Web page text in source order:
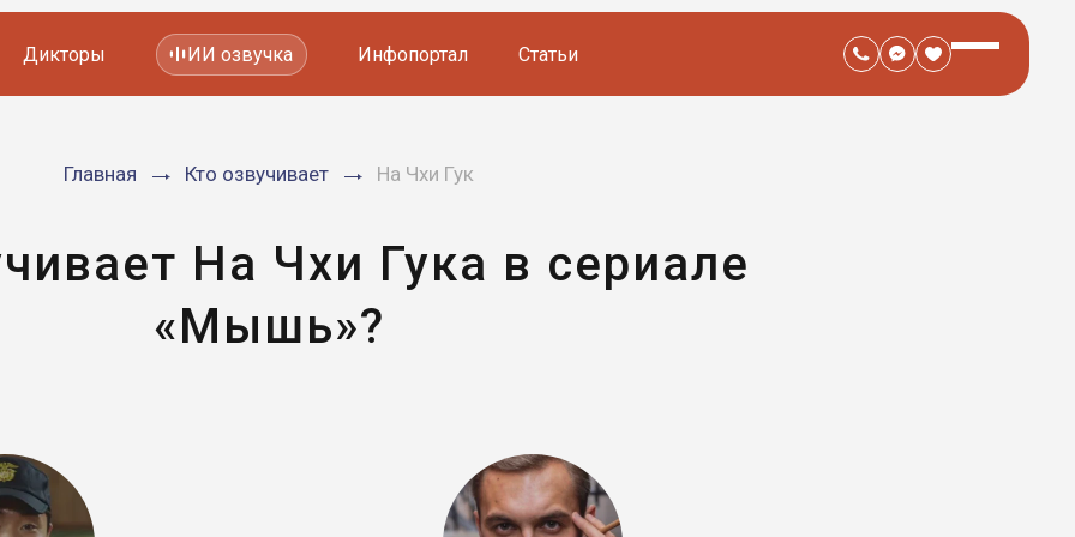
Мультфильмов
Дикторы ИИ озвучка Инфопортал Статьи
Главная Кто озвучивает На Чхи Гук
На Чхи Гука в сериале
«Мышь»?